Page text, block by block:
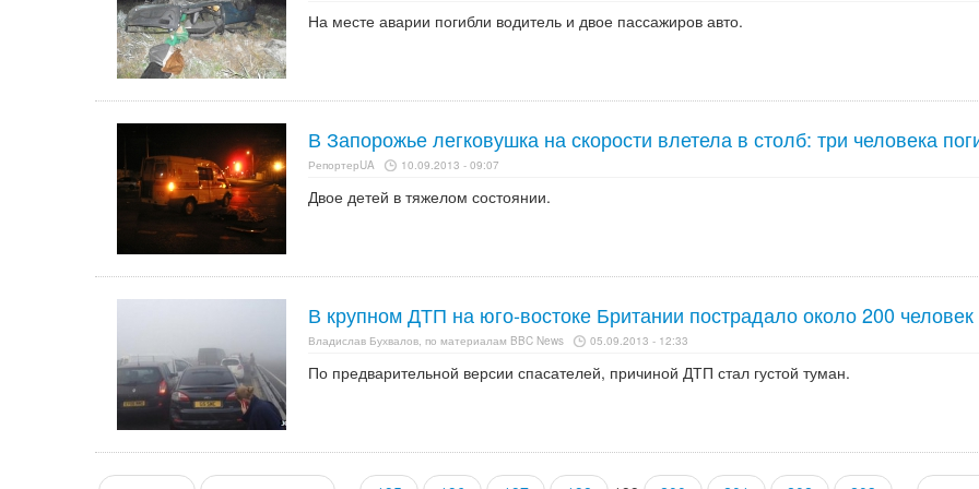
На месте аварии погибли водитель и двое пассажиров авто.
В Запорожье легковушка на скорости влетела в столб: три человека
РепортерUA 10.09.2013 - 09:07
Двое детей в тяжелом состоянии.
В крупном ДТП на юго-востоке Британии пострадало около 200 человек
Владислав Бухвалов, по материалам BBC News 05.09.2013 - 12:33
По предварительной версии спасателей, причиной ДТП стал густой туман.